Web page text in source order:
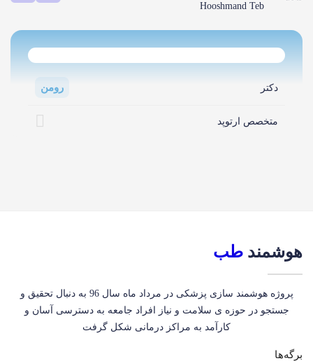
Hooshmand Teb
دکتر رومن
متخصص ارتوپد
هوشمند طب
پروژه هوشمند سازی پزشکی در مرداد ماه سال 96 به دنبال تحقیق و
جستجو در حوزه ی سلامت و نیاز افراد جامعه به دسترسی آسان و
کارآمد به مراکز درمانی شکل گرفت
برگه‌ها